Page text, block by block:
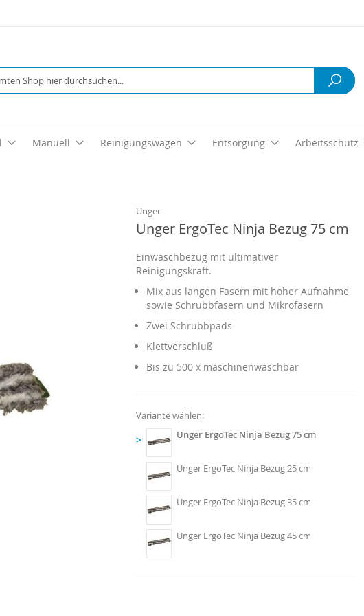
Suche
Suche
Manuell Reinigungswagen Entsorgung Arbeitsschutz
Unger
Unger ErgoTec Ninja Bezug 75 cm
Einwaschbezug mit ultimativer
Reinigungskraft.
Mix aus langen Fasern mit hoher Aufnahme
sowie Schrubbfasern und Mikrofasern
Zwei Schrubbpads
Klettverschluß
Bis zu 500 x maschinenwaschbar
Variante wählen:
> Unger ErgoTec Ninja Bezug 75 cm
Unger ErgoTec Ninja Bezug 25 cm
Unger ErgoTec Ninja Bezug 35 cm
Unger ErgoTec Ninja Bezug 45 cm